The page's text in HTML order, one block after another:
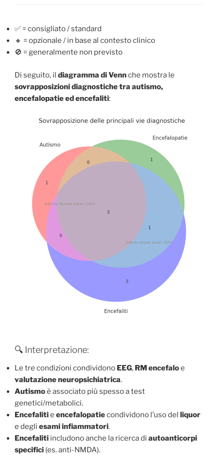
✅ = consigliato / standard
🔸 = opzionale / in base al contesto clinico
🚫 = generalmente non previsto
Di seguito, il diagramma di Vennche mostra le
sovrapposizioni diagnostichetra autismo,
encefalopatie ed encefaliti:
🔍 Interpretazione:
Le tre condizioni condividono EEG, RM encefaloe
valutazione neuropsichiatrica.
Autismoè associato più spesso a test
genetici/metabolici.
Encefalitie encefalopatiecondividono l’uso del liquor
e degli esami infiammatori.
Encefaliti includono anche la ricerca di autoanticorpi
specifici (es. anti-NMDA).